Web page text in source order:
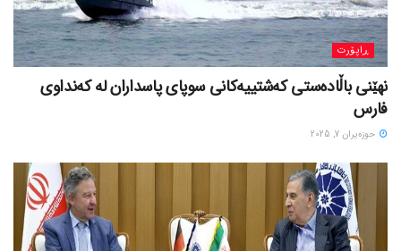
ڕاپۆرت
نهێنی باڵادەستی کەشتییەکانی سوپای پاسداران لە کەنداوی
فارس
حوزه‌یران 7, 2025